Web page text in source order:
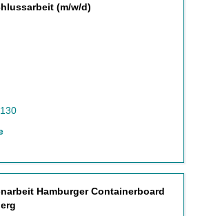
(m/w/d)
Hamburger Containerboard